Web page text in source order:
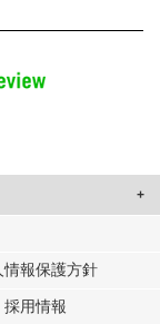
コンテンツや広告の
しています。
情報保護方針
採用情報